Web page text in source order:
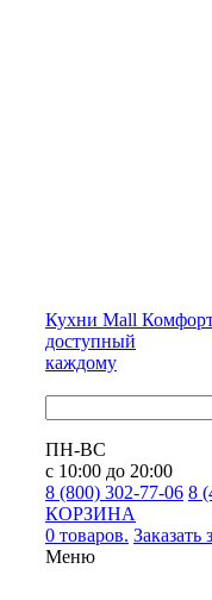
Кухни Mall
доступный
каждому
ПН-ВС
с 10:00 до 20:00
8 (800) 302-77-06 8
КОРЗИНА
0 товаров. Заказать
Меню